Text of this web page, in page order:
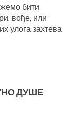
бити
вође, или
улога захтева
ДУШЕ